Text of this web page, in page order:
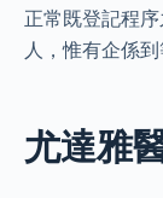
正常既登記程
人，惟有企係到
尤達雅